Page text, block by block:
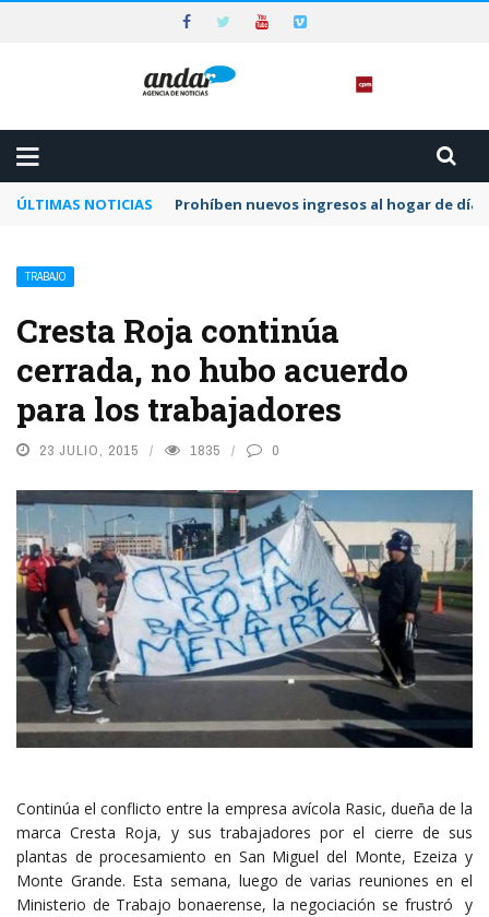
ÚLTIMAS NOTICIAS Prohíben nuevos ingresos al hogar de día
TRABAJO
Cresta Roja continúa
cerrada, no hubo acuerdo
para los trabajadores
23 JULIO, 2015 1835 0
Continúa el conflicto entre la empresa avícola Rasic, dueña de la
marca Cresta Roja, y sus trabajadores por el cierre de sus
plantas de procesamiento en San Miguel del Monte, Ezeiza y
Monte Grande. Esta semana, luego de varias reuniones en el
Ministerio de Trabajo bonaerense, la negociación se frustró y